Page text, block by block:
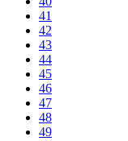
41
42
43
44
45
46
47
48
49